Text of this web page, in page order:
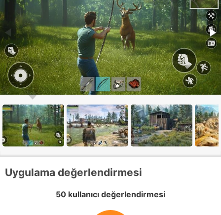
Uygulama değerlendirmesi
50 kullanıcı değerlendirmesi